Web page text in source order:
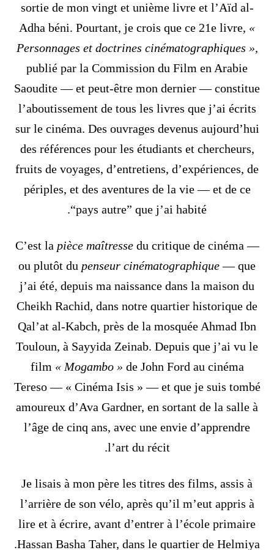
sortie de mon vingt et unième livre et l’Aïd al-
Adha béni. Pourtant, je crois que ce 21e livre, «
Personnages et doctrines cinématographiques »,
publié par la Commission du Film en Arabie
Saoudite — et peut-être mon dernier — constitue
l’aboutissement de tous les livres que j’ai écrits
sur le cinéma. Des ouvrages devenus aujourd’hui
des références pour les étudiants et chercheurs,
fruits de voyages, d’entretiens, d’expériences, de
périples, et des aventures de la vie — et de ce
“pays autre” que j’ai habité.
C’est la pièce maîtressedu critique de cinéma —
ou plutôt du penseur cinématographique— que
j’ai été, depuis ma naissance dans la maison du
Cheikh Rachid, dans notre quartier historique de
Qal’at al-Kabch, près de la mosquée Ahmad Ibn
Touloun, à Sayyida Zeinab. Depuis que j’ai vu le
film « Mogambo » de John Ford au cinéma
Tereso — « Cinéma Isis » — et que je suis tombé
amoureux d’Ava Gardner, en sortant de la salle à
l’âge de cinq ans, avec une envie d’apprendre
l’art du récit.
Je lisais à mon père les titres des films, assis à
l’arrière de son vélo, après qu’il m’eut appris à
lire et à écrire, avant d’entrer à l’école primaire
Hassan Basha Taher, dans le quartier de Helmiya.